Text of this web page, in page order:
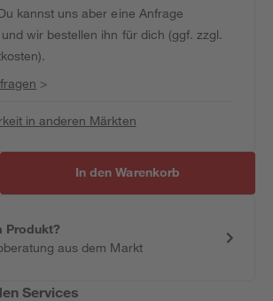
kannst uns aber eine Anfrage
wir bestellen ihn für dich (ggf. zzgl.
>
in anderen Märkten
In den Warenkorb
Produkt?
aus dem Markt
Services